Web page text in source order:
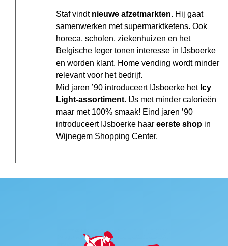
Staf vindt nieuwe afzetmarkten. Hij gaat
samenwerken met supermarktketens. Ook
horeca, scholen, ziekenhuizen en het
Belgische leger tonen interesse in IJsboerke
en worden klant. Home vending wordt minder
relevant voor het bedrijf.
Mid jaren ’90 introduceert IJsboerke het Icy
Light-assortiment. IJs met minder calorieën
maar met 100% smaak! Eind jaren ’90
introduceert IJsboerke haar eerste shop in
Wijnegem Shopping Center.